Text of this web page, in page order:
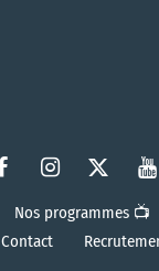
Nos programmes 📺
Contact